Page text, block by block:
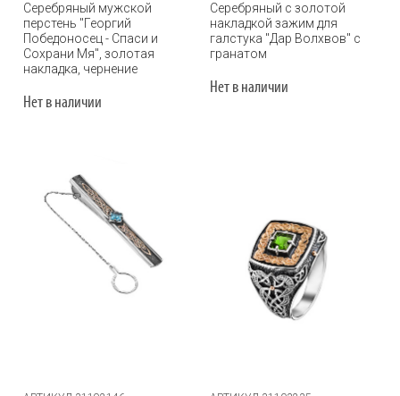
Серебряный мужской
перстень "Георгий
Победоносец - Спаси и
Сохрани Мя", золотая
накладка, чернение
Нет в наличии
Серебряный с золотой
накладкой зажим для
галстука "Дар Волхвов" с
гранатом
Нет в наличии